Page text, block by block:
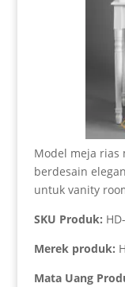
Model meja
berdesain
untuk vanity
SKU Produk:
Merek produk:
Mata Uang